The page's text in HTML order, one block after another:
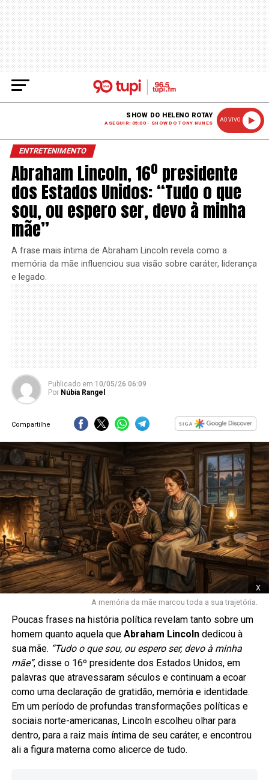
SHOW DO HELENO ROTAY
A SEGUIR: 05:00 - SHOW DO TONY NUNES
AO VIVO
ENTRETENIMENTO
Abraham Lincoln, 16º presidente
dos Estados Unidos: “Tudo o que
sou, ou espero ser, devo à minha
mãe”
A frase mais íntima de Abraham Lincoln revela como a
memória da mãe influenciou sua visão sobre caráter, liderança
e legado.
Publicado em 10/05/26 06:09
Por Núbia Rangel
Compartilhe
x
A memória da mãe marcou toda a sua trajetória.
Poucas frases na história política revelam tanto sobre um
homem quanto aquela que Abraham Lincolndedicou à
sua mãe. “Tudo o que sou, ou espero ser, devo à minha
mãe”, disse o 16º presidente dos Estados Unidos, em
palavras que atravessaram séculos e continuam a ecoar
como uma declaração de gratidão, memória e identidade.
Em um período de profundas transformações políticas e
sociais norte-americanas, Lincoln escolheu olhar para
dentro, para a raiz mais íntima de seu caráter, e encontrou
ali a figura materna como alicerce de tudo.